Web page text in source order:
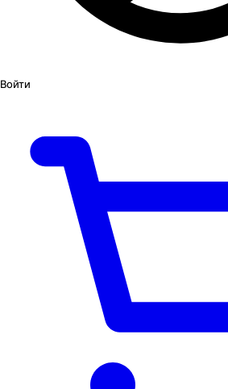
Войти